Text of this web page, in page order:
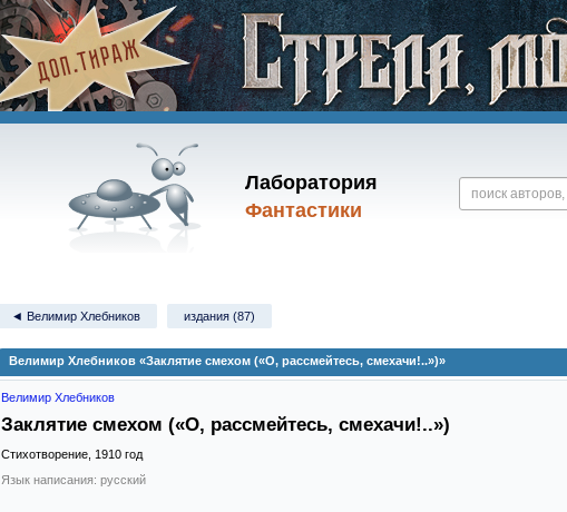
Лаборатория
Фантастики
◄ Велимир Хлебников издания (87)
Велимир Хлебников «Заклятие смехом («О, рассмейтесь, смехачи!..»)»
Велимир Хлебников
Заклятие смехом («О, рассмейтесь, смехачи!..»)
Стихотворение, 1910 год
Язык написания: русский